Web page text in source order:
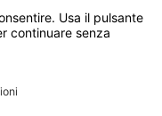
Oman
Vietnam